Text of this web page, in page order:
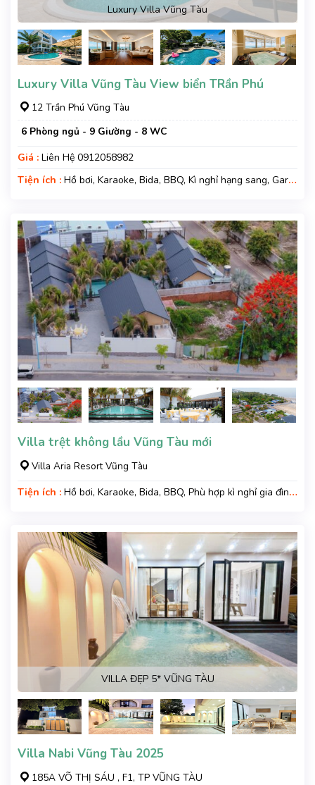
Luxury Villa Vũng Tàu
Luxury Villa Vũng Tàu View biển TRần Phú
12 Trần Phú Vũng Tàu
6 Phòng ngủ - 9 Giường - 8 WC
Giá : Liên Hệ 0912058982
Tiện ích : Hồ bơi, Karaoke, Bida, BBQ, Kì nghỉ hạng sang, Gara
Villa trệt không lầu Vũng Tàu mới
Villa Aria Resort Vũng Tàu
Tiện ích : Hồ bơi, Karaoke, Bida, BBQ, Phù hợp kì nghỉ gia đình,
VILLA ĐẸP 5* VŨNG TÀU
Villa Nabi Vũng Tàu 2025
185A VÕ THỊ SÁU , F1, TP VŨNG TÀU